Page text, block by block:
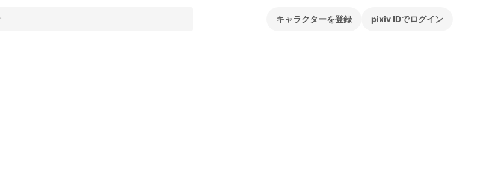
キャラクターを登録 pixiv IDでログイン